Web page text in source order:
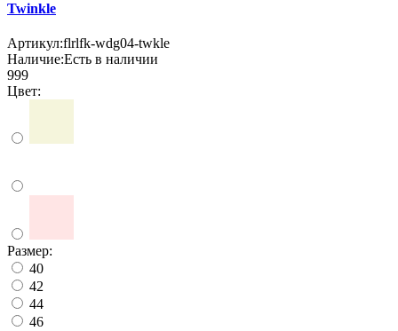
Twinkle
Артикул:flrlfk-wdg04-twkle
Наличие:Есть в наличии
999
Цвет:
Размер:
40
42
44
46